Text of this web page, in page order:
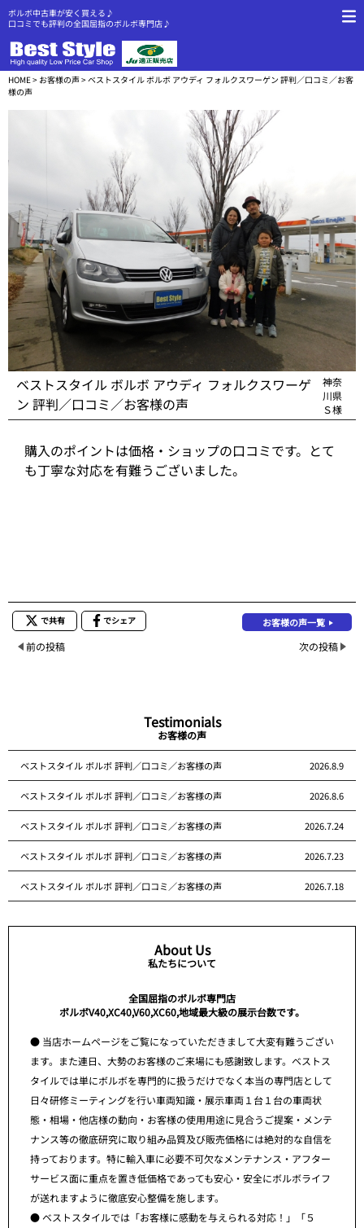
ボルボ中古車が安く買える♪
口コミでも評判の全国屈指のボルボ専門店♪
HOME> お客様の声> ベストスタイル ボルボ アウディ フォルクスワーゲン 評判／口コミ／お客
様の声
ベストスタイル ボルボ アウディ フォルクスワーゲ
ン 評判／口コミ／お客様の声
神奈
川県
Ｓ様
購入のポイントは価格・ショップの口コミです。とて
も丁寧な対応を有難うございました。
で共有 でシェア お客様の声一覧
前の投稿 次の投稿
Testimonials
お客様の声
ベストスタイル ボルボ 評判／口コミ／お客様の声 2026.8.9
ベストスタイル ボルボ 評判／口コミ／お客様の声 2026.8.6
ベストスタイル ボルボ 評判／口コミ／お客様の声 2026.7.24
ベストスタイル ボルボ 評判／口コミ／お客様の声 2026.7.23
ベストスタイル ボルボ 評判／口コミ／お客様の声 2026.7.18
About Us
私たちについて
全国屈指のボルボ専門店
ボルボV40,XC40,V60,XC60,地域最大級の展示台数です。
● 当店ホームページをご覧になっていただきまして大変有難うござい
ます。また連日、大勢のお客様のご来場にも感謝致します。ベストス
タイルでは単にボルボを専門的に扱うだけでなく本当の専門店として
日々研修ミーティングを行い車両知識・展示車両１台１台の車両状
態・相場・他店様の動向・お客様の使用用途に見合うご提案・メンテ
ナンス等の徹底研究に取り組み品質及び販売価格には絶対的な自信を
持っております。特に輸入車に必要不可欠なメンテナンス・アフター
サービス面に重点を置き低価格であっても安心・安全にボルボライフ
が送れますように徹底安心整備を施します。
● ベストスタイルでは「お客様に感動を与えられる対応！」「５